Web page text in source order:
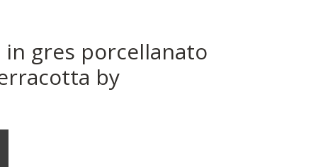
gres porcellanato
by